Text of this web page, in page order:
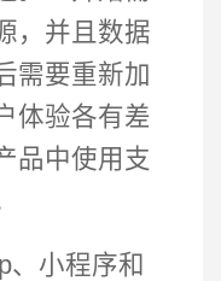
，并且数据
需要重新加
体验各有差
品中使用支
、小程序和